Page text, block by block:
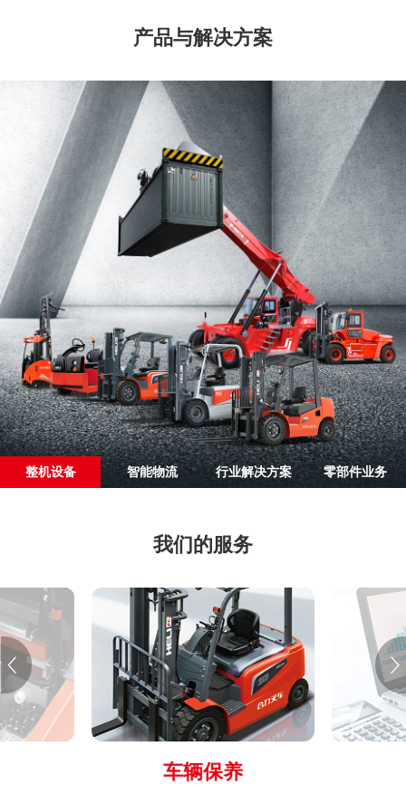
产品与解决方案
整机设备 智能物流 行业解决方案 零部件业务
我们的服务
上门业务咨询